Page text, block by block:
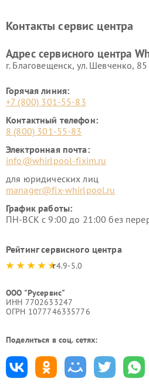
Контакты сервис центра
Адрес сервисного центра
г. Благовещенск, ул. Шевченко, 85
Горячая линия:
+7 (800) 301-55-83
Контактный телефон:
8 (800) 301-55-83
Электронная почта:
info@whirlpool-fixim.ru
для юридических лиц
manager@fix-whirlpool.ru
График работы:
ПН-ВСК с 9:00 до 21:00 без
Рейтинг сервисного центра
4.9-5.0
ООО "Русервис"
ИНН 7702633247
ОГРН 1077746335776
Поделиться в соц. сетях: